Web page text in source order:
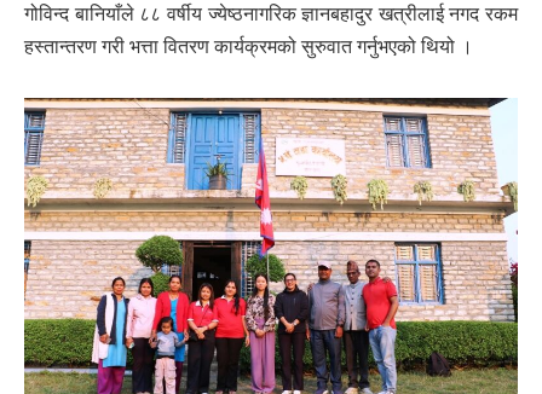
गोविन्द बानियाँले ८८ वर्षीय ज्येष्ठनागरिक ज्ञानबहादुर खत्रीलाई नगद रकम
हस्तान्तरण गरी भत्ता वितरण कार्यक्रमको सुरुवात गर्नुभएको थियो ।